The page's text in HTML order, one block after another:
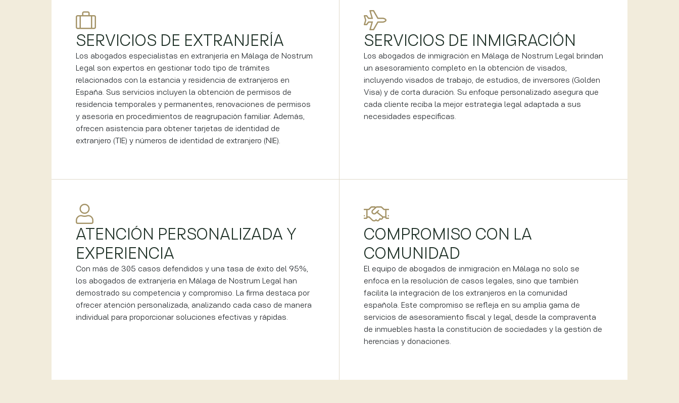
SERVICIOS DE EXTRANJERÍA
Los abogados especialistas en extranjería en Málaga de Nostrum
Legal son expertos en gestionar todo tipo de trámites
relacionados con la estancia y residencia de extranjeros en
España. Sus servicios incluyen la obtención de permisos de
residencia temporales y permanentes, renovaciones de permisos
y asesoría en procedimientos de reagrupación familiar. Además,
ofrecen asistencia para obtener tarjetas de identidad de
extranjero (TIE) y números de identidad de extranjero (NIE).
SERVICIOS DE INMIGRACIÓN
Los abogados de inmigración en Málaga de Nostrum Legal brindan
un asesoramiento completo en la obtención de visados,
incluyendo visados de trabajo, de estudios, de inversores (Golden
Visa) y de corta duración. Su enfoque personalizado asegura que
cada cliente reciba la mejor estrategia legal adaptada a sus
necesidades específicas.
ATENCIÓN PERSONALIZADA Y
EXPERIENCIA
Con más de 305 casos defendidos y una tasa de éxito del 95%,
los abogados de extranjería en Málaga de Nostrum Legal han
demostrado su competencia y compromiso. La firma destaca por
ofrecer atención personalizada, analizando cada caso de manera
individual para proporcionar soluciones efectivas y rápidas.
COMPROMISO CON LA
COMUNIDAD
El equipo de abogados de inmigración en Málaga no solo se
enfoca en la resolución de casos legales, sino que también
facilita la integración de los extranjeros en la comunidad
española. Este compromiso se refleja en su amplia gama de
servicios de asesoramiento fiscal y legal, desde la compraventa
de inmuebles hasta la constitución de sociedades y la gestión de
herencias y donaciones.